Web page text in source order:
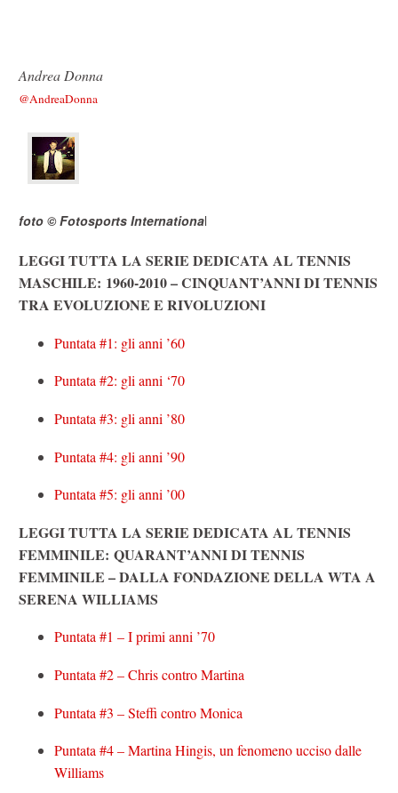
Andrea Donna
@AndreaDonna
foto © Fotosports International
LEGGI TUTTA LA SERIE DEDICATA AL TENNIS
MASCHILE: 1960-2010 – CINQUANT’ANNI DI TENNIS
TRA EVOLUZIONE E RIVOLUZIONI
Puntata #1: gli anni ’60
Puntata #2: gli anni ‘70
Puntata #3: gli anni ’80
Puntata #4: gli anni ’90
Puntata #5: gli anni ’00
LEGGI TUTTA LA SERIE DEDICATA AL TENNIS
FEMMINILE: QUARANT’ANNI DI TENNIS
FEMMINILE – DALLA FONDAZIONE DELLA WTA A
SERENA WILLIAMS
Puntata #1 – I primi anni ’70
Puntata #2 – Chris contro Martina
Puntata #3 – Steffi contro Monica
Puntata #4 – Martina Hingis, un fenomeno ucciso dalle
Williams